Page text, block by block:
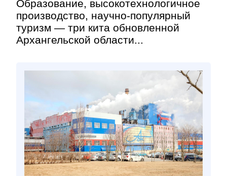
Образование, высокотехнологичное
производство, научно-популярный
туризм — три кита обновленной
Архангельской области...